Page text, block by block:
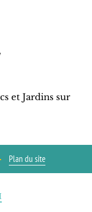
et Jardins sur
Plan du site